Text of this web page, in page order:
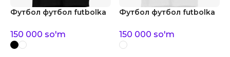
Футбол футбол futbolka
150 000 so'm
Футбол футбол futbolka
150 000 so'm